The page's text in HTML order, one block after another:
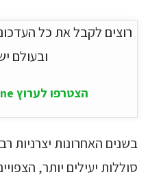
רוצים לקבל את כל
ובעולם
הצטרפו לערוץ EV Magazine בטלגרם
בשנים האחרונות יצרניות
סוללות יעילים יותר,